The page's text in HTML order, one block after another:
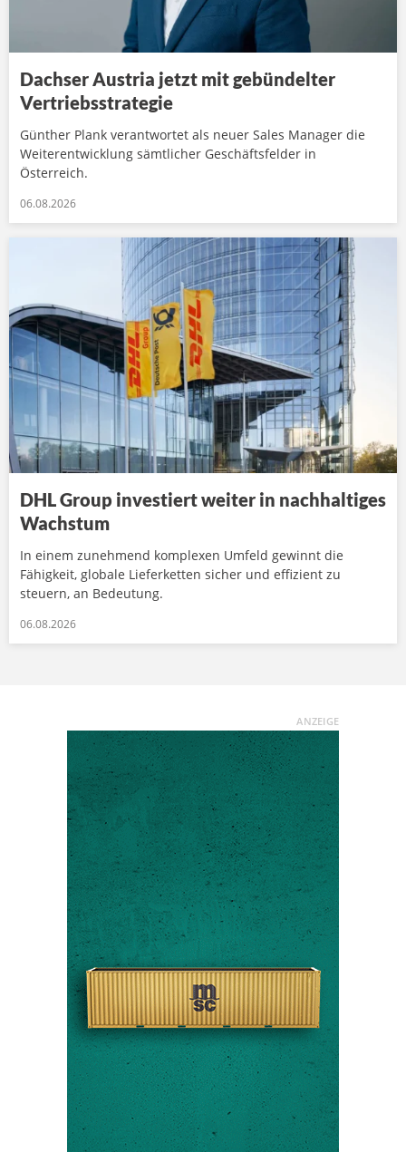
Dachser Austria jetzt mit gebündelter
Vertriebsstrategie
Günther Plank verantwortet als neuer Sales Manager die
Weiterentwicklung sämtlicher Geschäftsfelder in
Österreich.
06.08.2026
DHL Group investiert weiter in nachhaltiges
Wachstum
In einem zunehmend komplexen Umfeld gewinnt die
Fähigkeit, globale Lieferketten sicher und effizient zu
steuern, an Bedeutung.
06.08.2026
ANZEIGE